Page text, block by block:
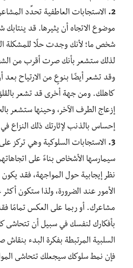
2. الاستجابات العاطفية تحدِّد
موضوع الاتجاه أن يثيرها. قد
شخص ما؛ لأنك وجدت حلًا للمشكلة
لذلك ستشعر بأنك صرت أقرب من
وقد تشعر أيضًا بنوعٍ من الارتياح
كاهلك. ومن جهة أخرى قد تشعر
إزعاج الطرف الآخر، وحينها ستشعر
إحساس بالذنب لإثارتك ذلك النزاع في
3. الاستجابات السلوكية وهي تركز
سيمارسها الأشخاص بناءً على
نظر إيجابية حول المواجهة، فقد
الأمور عند الضرورة، ولذا ستكون
مشاعرك. أو ربما على العكس تمامًا
بأفكارك لنفسك في سبيل أن تتحاشى
السلبية المرتبطة بفكرة البدء بنقاش
فإن نمط سلوكك سيجعلك تتحاشى